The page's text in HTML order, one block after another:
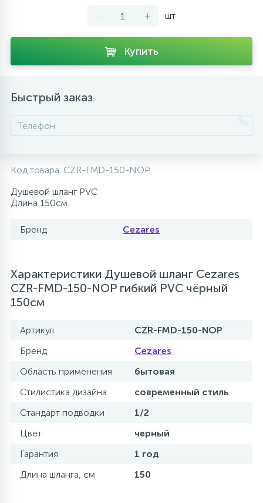
Напольные смесители
- + шт
Купить
Быстрый заказ
Код товара: CZR-FMD-150-NOP
Душевой шланг PVC
Длина 150см.
Бренд Cezares
Характеристики Душевой шланг Cezares
CZR-FMD-150-NOP гибкий PVC чёрный
150см
Артикул
CZR-FMD-150-NOP
Бренд
Cezares
Область применения
бытовая
Стилистика дизайна
современный стиль
Стандарт подводки
1/2
Цвет
черный
Гарантия
1 год
Длина шланга, см
150